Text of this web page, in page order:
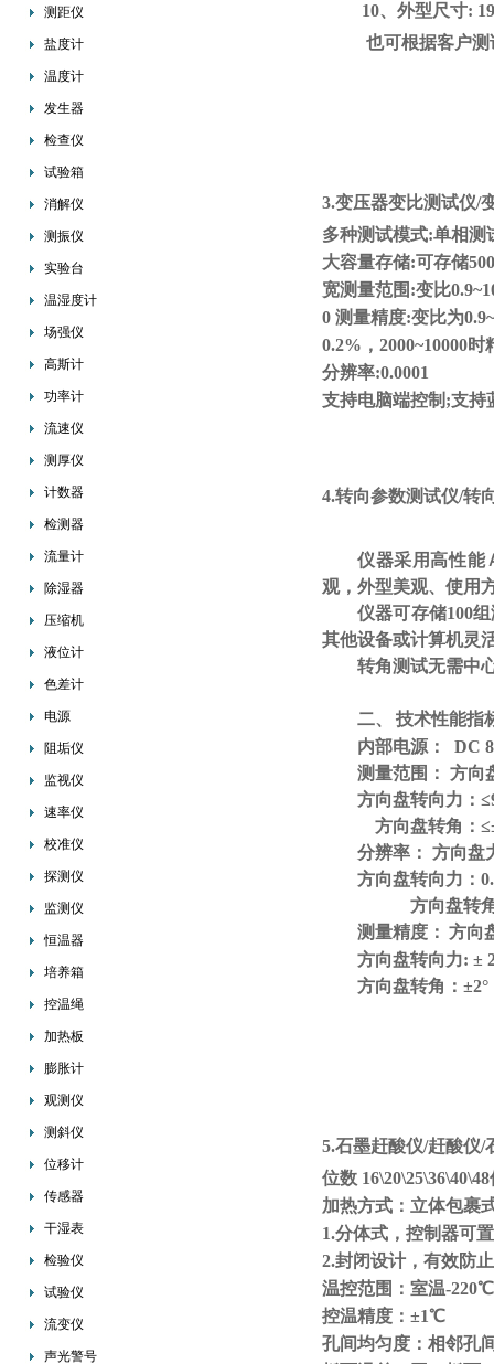
测距仪
盐度计
温度计
发生器
检查仪
试验箱
消解仪
测振仪
实验台
温湿度计
场强仪
高斯计
功率计
流速仪
测厚仪
计数器
检测器
流量计
除湿器
压缩机
液位计
色差计
电源
阻垢仪
监视仪
速率仪
校准仪
探测仪
监测仪
恒温器
培养箱
控温绳
加热板
膨胀计
观测仪
测斜仪
位移计
传感器
干湿表
检验仪
试验仪
流变仪
声光警号
10、外型尺寸:
也可根据客户
3.变压器变比测试仪/
多种测试模式:单相测
大容量存储:可存储
宽测量范围 :变比
0 测量精度:变比为
0.2%，2000~10000时
分辨率:0.0001
支持电脑端控制 ;支持
4.转向参数测试仪/转
仪器采用高性能
观，外型美观、使用
仪器可存储100
其他设备或计算机灵
转角测试无需中
二、
技术性能指
内部电源：
DC
测量范围： 方向
方向盘转向力：
方向盘转角：
分辨率： 方向盘
方向盘转向力：
方向盘转角
测量精度： 方向
方向盘转向力: ±
方向盘转角： ±2°
5.石墨赶酸仪/赶酸仪/
位数
加热方式：立体包裹
1.分体式，控制器可
2.封闭设计，有效防
温控范围：室温-220℃
控温精度： ±1℃
孔间均匀度：相邻孔